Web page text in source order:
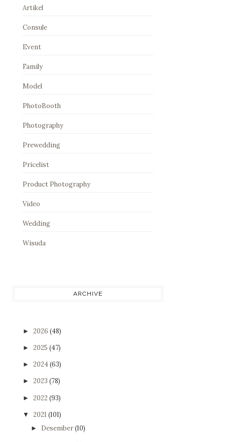
Artikel
Consule
Event
Family
Model
PhotoBooth
Photography
Prewedding
Pricelist
Product Photography
Video
Wedding
Wisuda
ARCHIVE
► 2026 (48)
► 2025 (47)
► 2024(63)
► 2023 (78)
► 2022 (93)
▼ 2021 (101)
► Desember(10)